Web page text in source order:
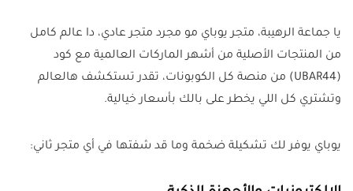
يا جماعة الرهيبة، متجر يوباي مو مجرد متجر عادي، دا عالم كامل
من المنتجات الأصلية من أشهر الماركات العالمية مع كود
(UBAR44) من منصة كل الكوبونات، تقدر تستكشف هالعالم
وتشتري كل اللي يخطر على بالك بأسعار خيالية.
يوباي يوفر لك تشكيلة ضخمة وما قد شفتها في أي متجر ثاني: